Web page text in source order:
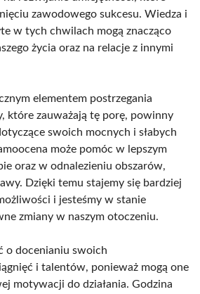
zawodowego sukcesu. Wiedza i
w tych chwilach mogą znacząco
życia oraz na relacje z innymi
elementem postrzegania
które zauważają tę porę, powinny
swoich mocnych i słabych
może pomóc w lepszym
oraz w odnalezieniu obszarów,
Dzięki temu stajemy się bardziej
i jesteśmy w stanie
zmiany w naszym otoczeniu.
o docenianiu swoich
i talentów, ponieważ mogą one
motywacji do działania. Godzina